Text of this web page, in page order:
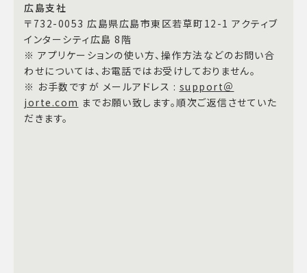
広島支社
〒732-0053 広島県広島市東区若草町12-1 アクティブ
インターシティ広島 8階
※ アプリケーションの使い方、操作方法などのお問い合
わせについては、お電話ではお受けしておりません。
※ お手数ですが メールアドレス : support＠
jorte.com までお願い致します。順次ご返信させていた
だきます。